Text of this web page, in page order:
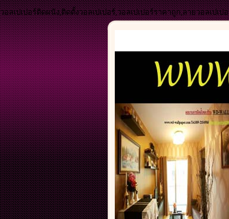
วอลเปเปอร์ติดผนัง,ติดตั้งวอลเปเปอร์,วอลเปเปอร์ราคาถูก,ลายวอลเป